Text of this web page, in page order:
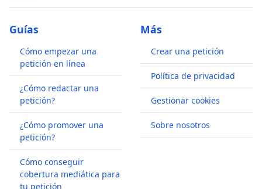
Guías
Cómo empezar una
petición en línea
¿Cómo redactar una
petición?
¿Cómo promover una
petición?
Cómo conseguir
cobertura mediática para
tu petición
Más
Crear una petición
Política de privacidad
Gestionar cookies
Sobre nosotros